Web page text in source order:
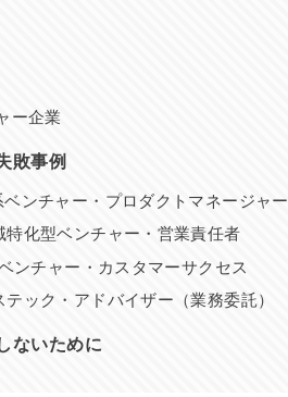
ー企業
敗事例
ンチャー・プロダクトマネージャー
化型ベンチャー・営業責任者
ンチャー・カスタマーサクセス
ック・アドバイザー（業務委託）
ないために